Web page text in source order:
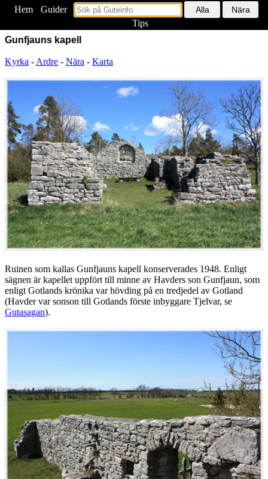
Hem
Guider
Tips
Gunfjauns kapell
Kyrka - Ardre - Nära - Karta
Ruinen som kallas Gunfjauns kapell konserverades 1948. Enligt
sägnen är kapellet uppfört till minne av Havders son Gunfjaun, som
enligt Gotlands krönika var hövding på en tredjedel av Gotland
(Havder var sonson till Gotlands förste inbyggare Tjelvar, se
Gutasagan).